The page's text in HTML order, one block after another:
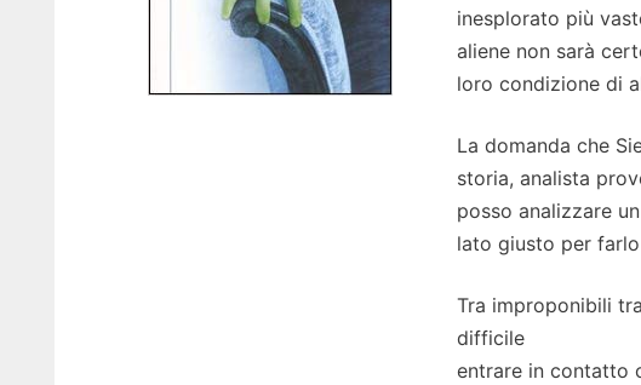
inesplorato più
aliene non sarà
loro condizione di
La domanda che
storia, analista
posso analizzare
lato giusto per farlo
Tra improponibili
difficile
entrare in contatto